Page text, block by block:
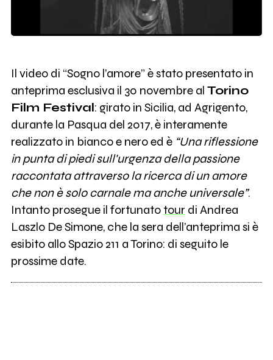
Il video di “Sogno l’amore” è stato presentato in
anteprima esclusiva il 30 novembre al Torino
Film Festival: girato in Sicilia, ad Agrigento,
durante la Pasqua del 2017, è interamente
realizzato in bianco e nero ed è “Una riflessione
in punta di piedi sull'urgenza della passione
raccontata attraverso la ricerca di un amore
che non è solo carnale ma anche universale”.
Intanto prosegue il fortunatotour di Andrea
Laszlo De Simone, che la sera dell’anteprima si è
esibito allo Spazio 211 a Torino: di seguito le
prossime date.